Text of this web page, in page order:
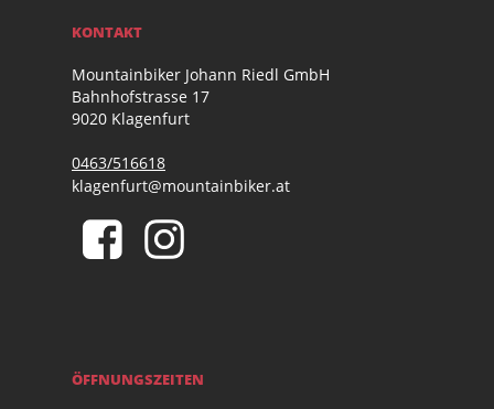
KONTAKT
Mountainbiker Johann Riedl GmbH
Bahnhofstrasse 17
9020 Klagenfurt
0463/516618
klagenfurt@mountainbiker.at
ÖFFNUNGSZEITEN